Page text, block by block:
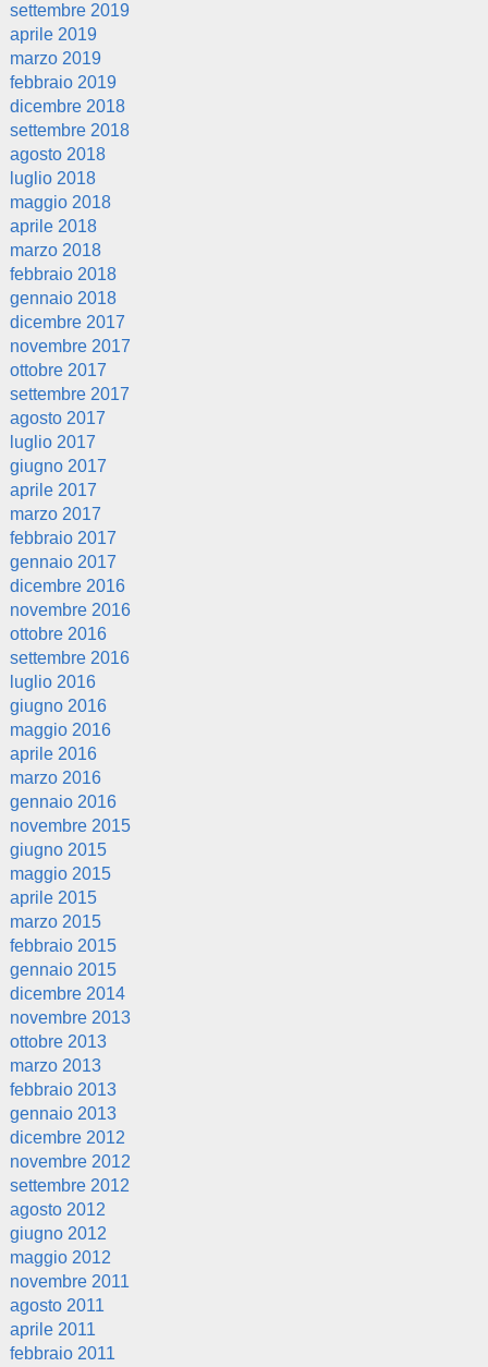
settembre 2019
aprile 2019
marzo 2019
febbraio 2019
dicembre 2018
settembre 2018
agosto 2018
luglio 2018
maggio 2018
aprile 2018
marzo 2018
febbraio 2018
gennaio 2018
dicembre 2017
novembre 2017
ottobre 2017
settembre 2017
agosto 2017
luglio 2017
giugno 2017
aprile 2017
marzo 2017
febbraio 2017
gennaio 2017
dicembre 2016
novembre 2016
ottobre 2016
settembre 2016
luglio 2016
giugno 2016
maggio 2016
aprile 2016
marzo 2016
gennaio 2016
novembre 2015
giugno 2015
maggio 2015
aprile 2015
marzo 2015
febbraio 2015
gennaio 2015
dicembre 2014
novembre 2013
ottobre 2013
marzo 2013
febbraio 2013
gennaio 2013
dicembre 2012
novembre 2012
settembre 2012
agosto 2012
giugno 2012
maggio 2012
novembre 2011
agosto 2011
aprile 2011
febbraio 2011